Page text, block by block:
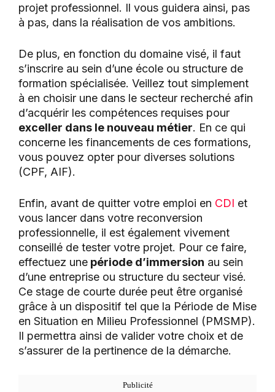
projet professionnel. Il vous guidera ainsi, pas
à pas, dans la réalisation de vos ambitions.
De plus, en fonction du domaine visé, il faut
s’inscrire au sein d’une école ou structure de
formation spécialisée. Veillez tout simplement
à en choisir une dans le secteur recherché afin
d’acquérir les compétences requises pour
exceller dans le nouveau métier. En ce qui
concerne les financements de ces formations,
vous pouvez opter pour diverses solutions
(CPF, AIF).
Enfin, avant de quitter votre emploi en CDI et
vous lancer dans votre reconversion
professionnelle, il est également vivement
conseillé de tester votre projet. Pour ce faire,
effectuez une période d’immersion au sein
d’une entreprise ou structure du secteur visé.
Ce stage de courte durée peut être organisé
grâce à un dispositif tel que la Période de Mise
en Situation en Milieu Professionnel (PMSMP).
Il permettra ainsi de valider votre choix et de
s’assurer de la pertinence de la démarche.